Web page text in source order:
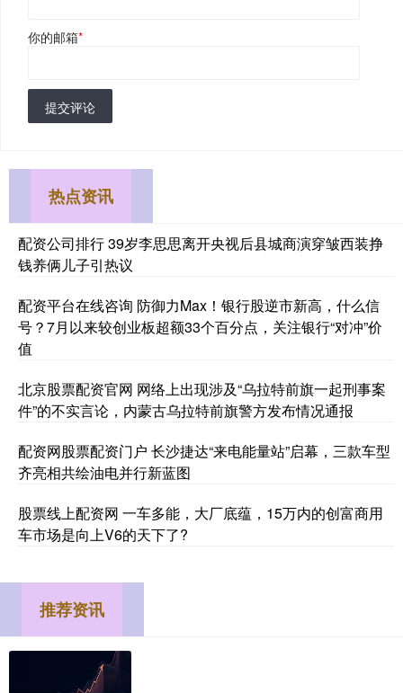
你的邮箱*
提交评论
热点资讯
配资公司排行 39岁李思思离开央视后县城商演穿皱西装挣
钱养俩儿子引热议
配资平台在线咨询 防御力Max！银行股逆市新高，什么信
号？7月以来较创业板超额33个百分点，关注银行“对冲”价
值
北京股票配资官网 网络上出现涉及“乌拉特前旗一起刑事案
件”的不实言论，内蒙古乌拉特前旗警方发布情况通报
配资网股票配资门户 长沙捷达“来电能量站”启幕，三款车型
齐亮相共绘油电并行新蓝图
股票线上配资网 一车多能，大厂底蕴，15万内的创富商用
车市场是向上V6的天下了?
推荐资讯